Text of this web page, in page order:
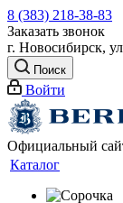
8 (383) 218-38-83
Заказать звонок
г. Новосибирск,
Поиск
Войти
Официальный
Каталог